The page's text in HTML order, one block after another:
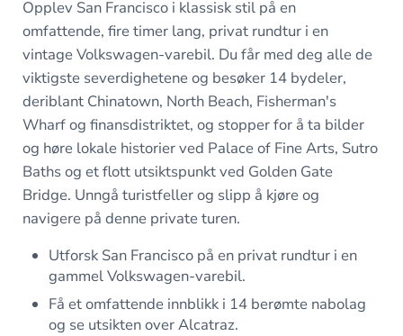
Opplev San Francisco i klassisk stil på en
omfattende, fire timer lang, privat rundtur i en
vintage Volkswagen-varebil. Du får med deg alle de
viktigste severdighetene og besøker 14 bydeler,
deriblant Chinatown, North Beach, Fisherman's
Wharf og finansdistriktet, og stopper for å ta bilder
og høre lokale historier ved Palace of Fine Arts, Sutro
Baths og et flott utsiktspunkt ved Golden Gate
Bridge. Unngå turistfeller og slipp å kjøre og
navigere på denne private turen.
Utforsk San Francisco på en privat rundtur i en
gammel Volkswagen-varebil.
Få et omfattende innblikk i 14 berømte nabolag
og se utsikten over Alcatraz.